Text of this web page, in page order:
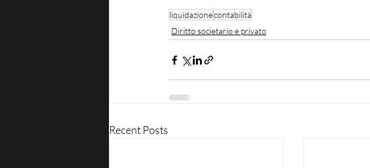
liquidazionecontabilità
Diritto societario e privato
Recent Posts